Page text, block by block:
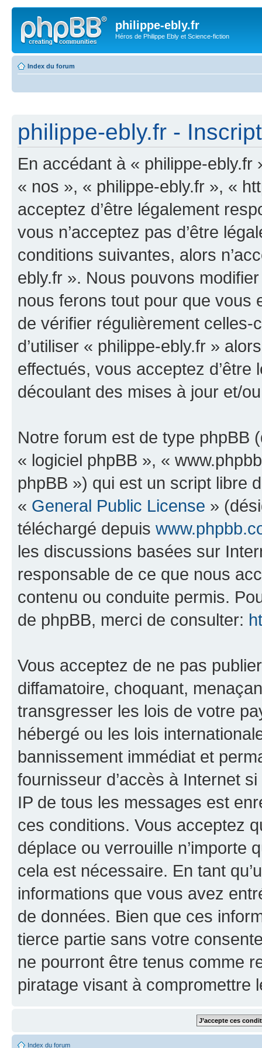
philippe-ebly.fr
Héros de Philippe Ebly et Science-fiction
Index du forum
philippe-ebly.fr -
En accédant à « philippe-
« nos », « philippe-ebly.fr », «
acceptez d’être légalement
vous n’acceptez pas d’être
conditions suivantes, alors
ebly.fr ». Nous pouvons
nous ferons tout pour que vous
de vérifier régulièrement
d’utiliser « philippe-ebly.fr »
effectués, vous acceptez
découlant des mises à jour et/
Notre forum est de type phpBB
« logiciel phpBB », «
phpBB ») qui est un script libre
« General Public License »
téléchargé depuis
les discussions basées sur
responsable de ce que nous
contenu ou conduite permis.
de phpBB, merci de consulter:
Vous acceptez de ne pas
diffamatoire, choquant,
transgresser les lois de votre
hébergé ou les lois
bannissement immédiat et
fournisseur d’accès à Internet
IP de tous les messages est
ces conditions. Vous acceptez
déplace ou verrouille n’importe
cela est nécessaire. En tant
informations que vous avez
de données. Bien que ces
tierce partie sans votre
ne pourront être tenus comme
piratage visant à compromettre
Index du forum